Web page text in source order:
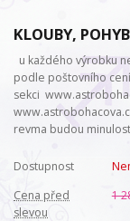
KLOUBY,
u každého výrobku
podle poštovního
sekci
revma budou
Dostupnost
Cena před
slevou
1